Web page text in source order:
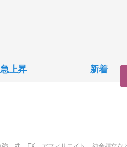
急上昇 新着